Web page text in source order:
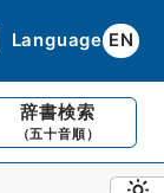
Language EN
辞書検索
（五十音順）